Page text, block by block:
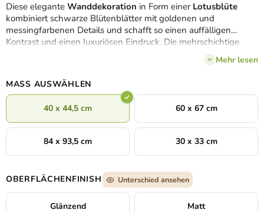
Diese elegante Wanddekoration in Form einer Lotusblüte
kombiniert schwarze Blütenblätter mit goldenen und
messingfarbenen Details und schafft so einen auffälligen
Kontrast und einen luxuriösen Eindruck. Die mehrschichtige
Struktur der Blütenblätter, die in konzentrischen Kreisen
angeordnet sind, wirkt voll und tief, während die zarten
metallischen Akzente die Form betonen und dem Werk einen
raffinierten Charakter verleihen.
Mehr lesen
MASS AUSWÄHLEN
40 x 44,5 cm 60 x 67 cm
84 x 93,5 cm 30 x 33 cm
OBERFLÄCHENFINISH Unterschied ansehen
Glänzend Matt